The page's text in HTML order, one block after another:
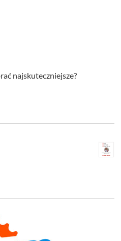
najskuteczniejsze?